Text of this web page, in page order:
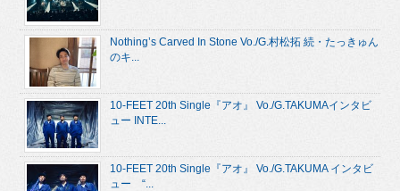
Nothing’s Carved In Stone Vo./G.村松拓 続・たっきゅん
のキ...
10-FEET 20th Single『アオ』 Vo./G.TAKUMAインタビ
ュー INTE...
10-FEET 20th Single『アオ』 Vo./G.TAKUMA インタビ
ュー “...